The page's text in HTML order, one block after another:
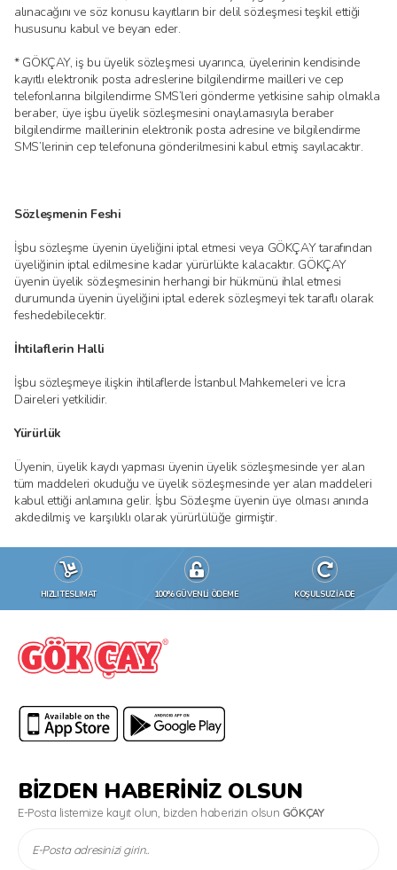
alınacağını ve söz konusu kayıtların bir delil sözleşmesi teşkil ettiği
hususunu kabul ve beyan eder.
* GÖKÇAY, iş bu üyelik sözleşmesi uyarınca, üyelerinin kendisinde
kayıtlı elektronik posta adreslerine bilgilendirme mailleri ve cep
telefonlarına bilgilendirme SMS’leri gönderme yetkisine sahip olmakla
beraber, üye işbu üyelik sözleşmesini onaylamasıyla beraber
bilgilendirme maillerinin elektronik posta adresine ve bilgilendirme
SMS’lerinin cep telefonuna gönderilmesini kabul etmiş sayılacaktır.
Sözleşmenin Feshi
İşbu sözleşme üyenin üyeliğini iptal etmesi veya GÖKÇAY tarafından
üyeliğinin iptal edilmesine kadar yürürlükte kalacaktır. GÖKÇAY
üyenin üyelik sözleşmesinin herhangi bir hükmünü ihlal etmesi
durumunda üyenin üyeliğini iptal ederek sözleşmeyi tek taraflı olarak
feshedebilecektir.
İhtilaflerin Halli
İşbu sözleşmeye ilişkin ihtilaflerde İstanbul Mahkemeleri ve İcra
Daireleri yetkilidir.
Yürürlük
Üyenin, üyelik kaydı yapması üyenin üyelik sözleşmesinde yer alan
tüm maddeleri okuduğu ve üyelik sözleşmesinde yer alan maddeleri
kabul ettiği anlamına gelir. İşbu Sözleşme üyenin üye olması anında
akdedilmiş ve karşılıklı olarak yürürlülüğe girmiştir.
HIZLI TESLIMAT 100% GÜVENLİ ÖDEME KOŞULSUZ İADE
BİZDEN HABERİNİZ OLSUN
E-Posta listemize kayıt olun, bizden haberizin olsun GÖKÇAY